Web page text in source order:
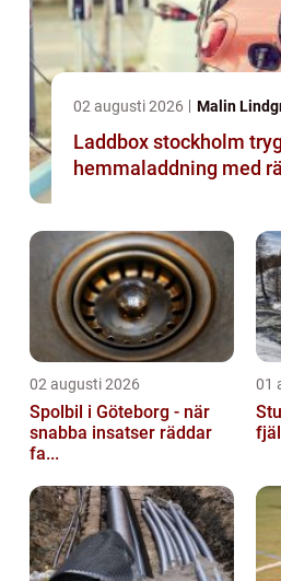
02 augusti 2026 Malin
Laddbox stockholm trygg
hemmaladdning med
02 augusti 2026
Spolbil i Göteborg - när
snabba insatser räddar
fa...
01